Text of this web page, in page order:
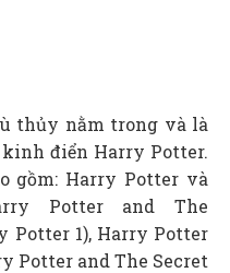
thủy nằm trong và là
kinh điển Harry Potter.
gồm: Harry Potter và
Potter and The
Potter 1), Harry Potter
Potter and The Secret